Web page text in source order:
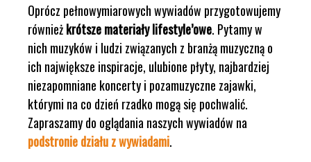
Oprócz pełnowymiarowych wywiadów przygotowujemy
równieżkrótsze materiały lifestyle’owe. Pytamy w
nich muzyków i ludzi związanych z branżą muzyczną o
ich największe inspiracje, ulubione płyty, najbardziej
niezapomniane koncerty i pozamuzyczne zajawki,
którymi na co dzień rzadko mogą się pochwalić.
Zapraszamy do oglądania naszych wywiadów na
podstronie działu z wywiadami.